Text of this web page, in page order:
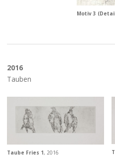
Motiv 3
2016
Tauben
Taube Fries 1, 2016